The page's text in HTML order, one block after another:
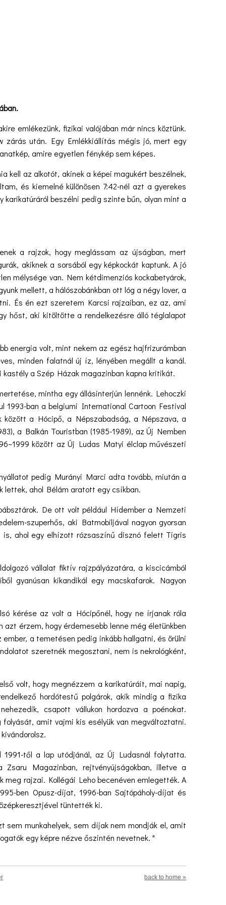
fizikai valójában már nincs köztünk.
zárás után. Egy Emlékkiállítás mégis jó, mert egy
amire egyetlen fénykép sem képes.
az alkotót, akinek a képei magukért beszélnek,
és kiemelné különösen 7:42-nél azt a gyerekes
beszélni pedig szinte bűn, olyan mint a
a rajzok, hogy meglássam az újságban, mert
akiknek a sorsából egy képkockát kaptunk. A jó
mélysége van. Nem kétdimenziós kockabetyárok,
mellett, a hálószobánkban ott lóg a négy lover, a
És én ezt szeretem Karcsi rajzaiban, ez az, ami
hőst, aki kitöltötte a rendelkezésre álló téglalapot
volt, mint nekem az egész hajfrizurámban
minden falatnál új íz, lényében megállt a kanál.
a Szép Házak magazinban kapna kritikát.
mintha egy állásinterjún lennénk. Lehoczki
1993-ban a belgiumi International Cartoon Festival
a Hócipő, a Népszabadság, a Népszava, a
a Balkán Touristban (1985-1989), az Új Nemben
között az Új Ludas Matyi élclap művészeti
pedig Murányi Marci adta tovább, miután a
lettek, ahol Bélám aratott egy csíkban.
De ott volt például Hídember a Nemzeti
szuperhős, aki Batmobiljával nagyon gyorsan
ahol egy elhízott rózsaszínű disznó felett Tigris
vállalat fiktív rajzpályázatára, a kiscicámból
gyanúsan kikandikál egy macskafarok. Nagyon
kérése az volt a Hócipőnél, hogy ne írjanak róla
érzem, hogy érdemesebb lenne még életünkben
a temetésen pedig inkább hallgatni, és örülni
szeretnék megosztani, nem is nekrológként,
volt, hogy megnézzem a karikatúráit, mai napig,
hordótestű polgárok, akik mindig a fizika
csapott vállukon hordozva a poénokat.
amit vajmi kis esélyük van megváltoztatni.
től a lap utódjánál, az Új Ludasnál folytatta.
Magazinban, rejtvényújságokban, illetve a
meg rajzai. Kollégái Leho becenéven emlegették. A
ben Opusz-díjat, 1996-ban Sajtópáholy-díjat és
tüntették ki.
munkahelyek, sem díjak nem mondják el, amit
egy képre nézve őszintén nevetnek. "
back to home »